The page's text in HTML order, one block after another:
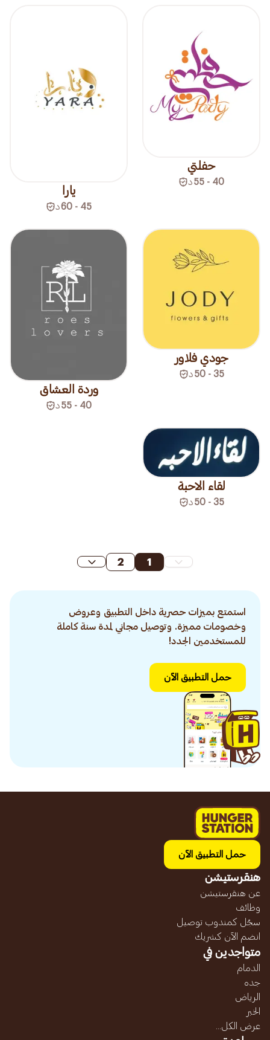
حفلتي
40 - 55 د
يارا
45 - 60 د
جودي فلاور
35 - 50 د
وردة العشاق
40 - 55 د
لقاء الاحبة
35 - 50 د
1
2
استمتع بميزات حصرية داخل التطبيق وعروض
وخصومات مميزة. وتوصيل مجاني لمدة سنة كاملة
للمستخدمين الجدد!
حمل التطبيق الآن
حمل التطبيق الآن
هنقرستيشن
عن هنقرستيشن
وظائف
سجّل كمندوب توصيل
انضم الآن كشريك
متواجدين في
الدمام
جده
الرياض
الخبر
عرض الكل...